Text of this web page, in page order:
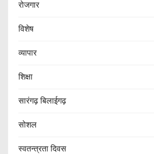
रोजगार
विशेष
व्यापार
शिक्षा
सारंगढ़ बिलाईगढ़
सोशल
स्वतन्त्रता दिवस